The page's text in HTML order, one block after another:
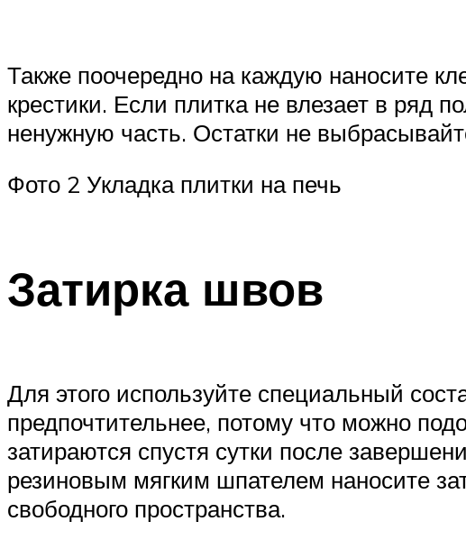
Также поочередно на каждую наносите
крестики. Если плитка не влезает в ряд
ненужную часть. Остатки не
Фото 2 Укладка плитки на печь
Затирка швов
Для этого используйте специальный
предпочтительнее, потому что можно
затираются спустя сутки после
резиновым мягким шпателем наносите
свободного пространства.